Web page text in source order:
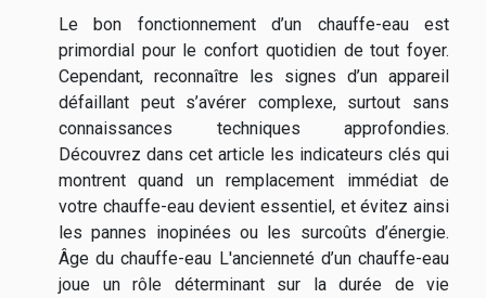
Le bon fonctionnement d’un chauffe-eau est
primordial pour le confort quotidien de tout foyer.
Cependant, reconnaître les signes d’un appareil
défaillant peut s’avérer complexe, surtout sans
connaissances techniques approfondies.
Découvrez dans cet article les indicateurs clés qui
montrent quand un remplacement immédiat de
votre chauffe-eau devient essentiel, et évitez ainsi
les pannes inopinées ou les surcoûts d’énergie.
Âge du chauffe-eau L'ancienneté d’un chauffe-eau
joue un rôle déterminant sur la durée de vie